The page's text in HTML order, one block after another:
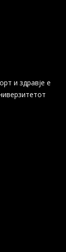
и здравје е